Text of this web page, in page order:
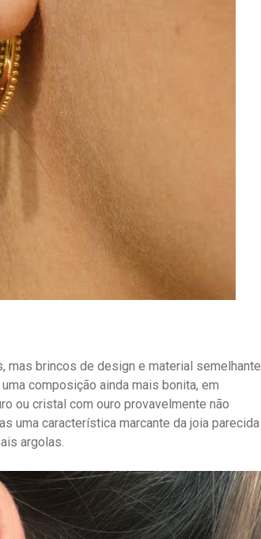
mas brincos de design e material semelhante
composição ainda mais bonita, em
ou cristal com ouro provavelmente não
uma característica marcante da joia parecida
argolas.